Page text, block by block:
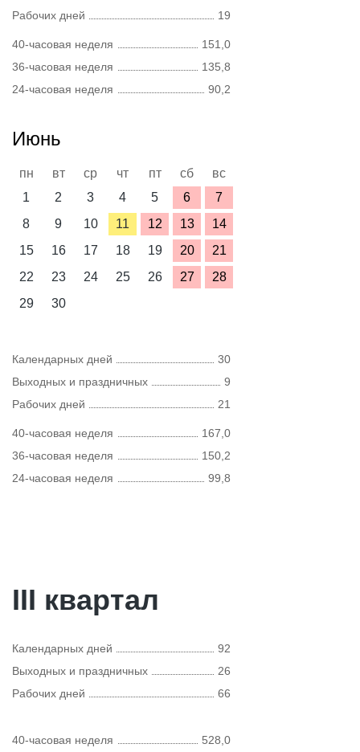
Рабочих дней
19
40-часовая неделя
151,0
36-часовая неделя
135,8
24-часовая неделя
90,2
Июнь
пн вт ср чт пт сб
вс
1
2 3 4 5 6
7
8
9 10 11 12 13
14
15
16 17 18 19 20
21
22
23 24 25 26 27
28
29
30
Календарных дней
30
Выходных и праздничных
9
Рабочих дней
21
40-часовая неделя
167,0
36-часовая неделя
150,2
24-часовая неделя
99,8
III квартал
Календарных дней
92
Выходных и праздничных
26
Рабочих дней
66
40-часовая неделя 528,0